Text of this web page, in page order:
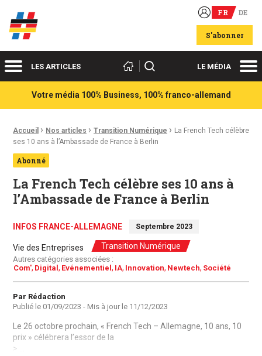
Acteurs du franco-allemand FR DE
S'abonner
MenuLES ARTICLES Rechercher LE MÉDIA
Votre média 100% Business, 100% franco-allemand
Fil d'Ariane :
Accueil › Nos articles › Transition Numérique › La French Tech célèbre
ses 10 ans à l’Ambassade de France à Berlin
Abonné
La French Tech célèbre ses 10 ans à
l’Ambassade de France à Berlin
INFOS FRANCE-ALLEMAGNE Septembre 2023
Vie des Entreprises Transition Numérique
Autres catégories associées :
Com' Digital Evénementiel IA Innovation Newtech Société
Auteur
Par Rédaction
Publié le 01/09/2023 - Mis à jour le 11/12/2023
Le 26 octobre prochain, « French Tech – Allemagne, 10 ans, 10
prix » célébrera l’essor de la
> ...